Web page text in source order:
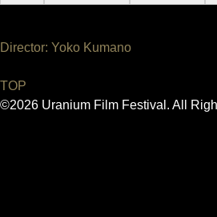
Director: Yoko Kumano
TOP
©2026 Uranium Film Festival. All